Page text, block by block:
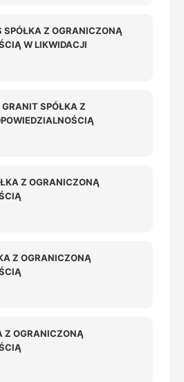
SPÓŁKA Z OGRANICZONĄ
W LIKWIDACJI
SPÓŁKA Z
Z OGRANICZONĄ
Z OGRANICZONĄ
Z OGRANICZONĄ